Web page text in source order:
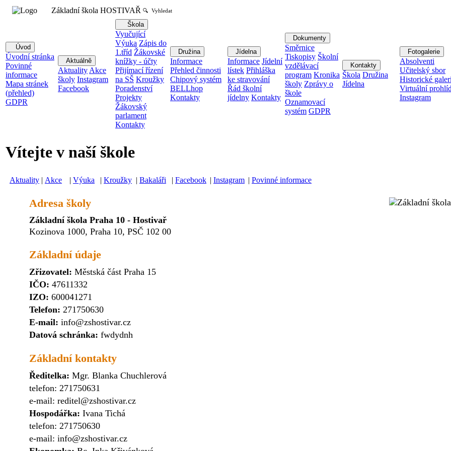
Základní škola HOSTIVAŘ 🔍 Vyhledat
Úvod
Úvodní stránka
Povinné
informace
Mapa stránek
(přehled)
GDPR
Aktuálně
Aktuality Akce
školy Instagram
Facebook
Škola
Vyučující
Výuka Zápis do
1.tříd Žákovské
knížky - účty
Přijímací řízení
na SŠ Kroužky
Poradenství
Projekty
Žákovský
parlament
Kontakty
Družina
Informace
Přehled činnosti
Chipový systém
BELLhop
Kontakty
Jídelna
Informace Jídelní
lístek Přihláška
ke stravování
Řád školní
jídelny Kontakty
Dokumenty
Směrnice
Tiskopisy Školní
vzdělávací
program Kronika
školy Zprávy o
škole
Oznamovací
systém GDPR
Kontakty
Škola Družina
Jídelna
Fotogalerie
Absolventi
Učitelský sbor
Historické
Virtuální
Instagram
Vítejte v naší škole
Aktuality | Akce | Výuka | Kroužky | Bakaláři | Facebook | Instagram | Povinné informace
Adresa školy
Základní škola Praha 10 - Hostivař
Kozinova 1000, Praha 10, PSČ 102 00
Základní údaje
Zřizovatel: Městská část Praha 15
IČO: 47611332
IZO: 600041271
Telefon: 271750630
E-mail: info@zshostivar.cz
Datová schránka: fwdydnh
Základní kontakty
Ředitelka: Mgr. Blanka Chuchlerová
telefon: 271750631
e-mail: reditel@zshostivar.cz
Hospodářka: Ivana Tichá
telefon: 271750630
e-mail: info@zshostivar.cz